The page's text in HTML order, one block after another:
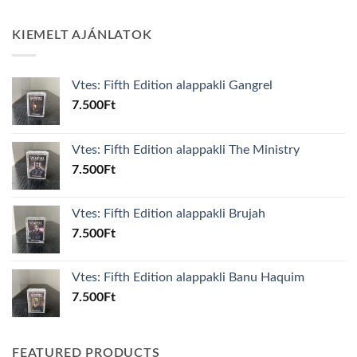
KIEMELT AJÁNLATOK
Vtes: Fifth Edition alappakli Gangrel
7.500Ft
Vtes: Fifth Edition alappakli The Ministry
7.500Ft
Vtes: Fifth Edition alappakli Brujah
7.500Ft
Vtes: Fifth Edition alappakli Banu Haquim
7.500Ft
FEATURED PRODUCTS